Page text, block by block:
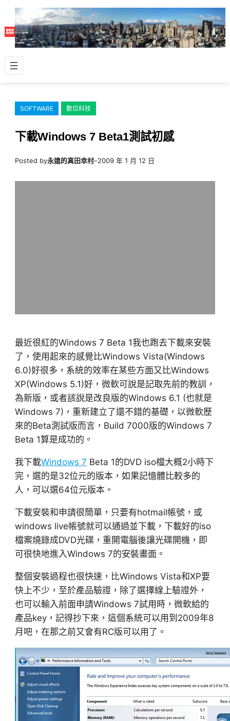
主
容
SOFTWARE 數位科技
下載Windows 7 Beta1測試初感
Posted by永遠的真田幸村–2009 年 1 月 12 日
最近很紅的Windows 7 Beta 1我也跑去下載來安裝
了，使用起來的感覺比Windows Vista(Windows
6.0)好很多，系統的效率在某些方面又比Windows
XP(Windows 5.1)好，微軟可說是記取先前的教訓，
為新版，或者該說是改良版的Windows 6.1 (也就是
Windows 7)，重新建立了還不錯的基礎，以微軟歷
來的Beta測試版而言，Build 7000版的Windows 7
Beta 1算是成功的。
我下載Windows 7 Beta 1的DVD iso檔大概2小時下
完，選的是32位元的版本，如果記憶體比較多的
人，可以選64位元版本。
下載安裝和申請很簡單，只要有hotmail帳號，或
windows live帳號就可以通過並下載，下載好的iso
檔案燒錄成DVD光碟，重開電腦後讓光碟開機，即
可很快地進入Windows 7的安裝畫面。
整個安裝過程也很快速，比Windows Vista和XP要
快上不少，至於產品驗證，除了選擇線上驗證外，
也可以輸入前面申請Windows 7試用時，微軟給的
產品key，記得抄下來，這個系統可以用到2009年8
月吧，在那之前又會有RC版可以用了。